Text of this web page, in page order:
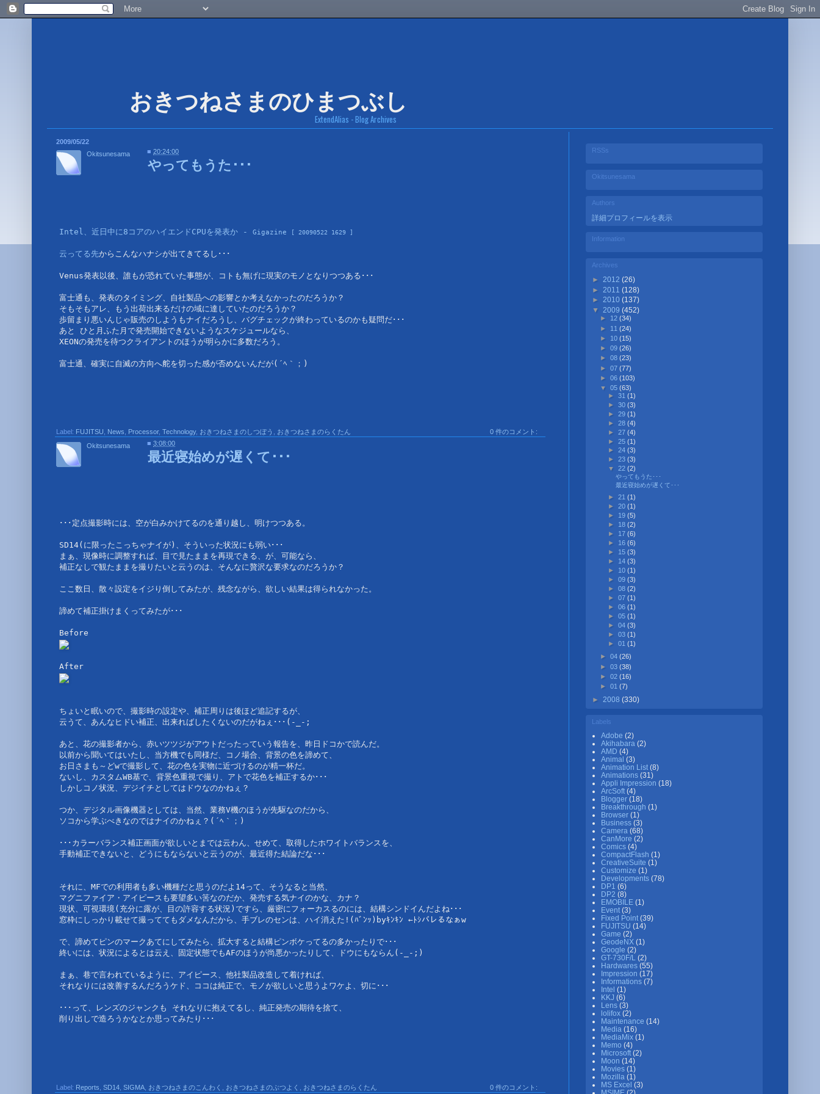
ExtendAlias - Blog Archives
2009/05/22
やってもうた･･･
Intel、近日中に8コアのハイエンドCPUを発表か - Gigazine [ 20090522 1629 ]
云ってる先からこんなハナシが出てきてるし･･･
Venus発表以後、誰もが恐れていた事態が、コトも無げに現実のモノとなりつつある･･･
富士通も、発表のタイミング、自社製品への影響とか考えなかったのだろうか？
そもそもアレ、もう出荷出来るだけの域に達していたのだろうか？
歩留まり悪いんじゃ販売のしようもナイだろうし、バグチェックが終わっているのかも疑問だ･･･
あと ひと月ふた月で発売開始できないようなスケジュールなら、
XEONの発売を待つクライアントのほうが明らかに多数だろう。
富士通、確実に自滅の方向へ舵を切った感が否めないんだが(´ﾍ｀；)
Okitsunesama ■20:24:00
0 件のコメント:
Label: FUJITSU News Processor, Technology, おきつねさまのしつぼう おきつねさまのらくたん
最近寝始めが遅くて･･･
･･･定点撮影時には、空が白みかけてるのを通り越し、明けつつある。
SD14(に限ったこっちゃナイが)、そういった状況にも弱い･･･
まぁ、現像時に調整すれば、目で見たままを再現できる、が、可能なら、
補正なしで観たままを撮りたいと云うのは、そんなに贅沢な要求なのだろうか？
ここ数日、散々設定をイジり倒してみたが、残念ながら、欲しい結果は得られなかった。
諦めて補正掛けまくってみたが･･･
Before
After
ちょいと眠いので、撮影時の設定や、補正周りは後ほど追記するが、
云うて、あんなヒドい補正、出来ればしたくないのだがねぇ･･･(-_-;
あと、花の撮影者から、赤いツツジがアウトだったっていう報告を、昨日ドコかで読んだ。
以前から聞いてはいたし、当方機でも同様だ、コノ場合、背景の色を諦めて、
お日さまも～どwで撮影して、花の色を実物に近づけるのが精一杯だ。
ないし、カスタムWB基で、背景色重視で撮り、アトで花色を補正するか･･･
しかしコノ状況、デジイチとしてはドウなのかねぇ？
つか、デジタル画像機器としては、当然、業務V機のほうが先駆なのだから、
ソコから学ぶべきなのではナイのかねぇ？(´ﾍ｀；)
･･･カラーバランス補正画面が欲しいとまでは云わん、せめて、取得したホワイトバランスを、
手動補正できないと、どうにもならないと云うのが、最近得た結論だな･･･
それに、MFでの利用者も多い機種だと思うのだよ14って、そうなると当然、
マグニファイア・アイピースも要望多い筈なのだか、発売する気ナイのかな、カナ？
現状、可視環境(充分に露が、目の許容する状況)ですら、厳密にフォーカスるのには、結構シンドイんだよね･･･
窓枠にしっかり載せて撮っててもダメなんだから、手ブレのセンは、ハイ消えた!(ﾊﾞﾝｯ)byｷﾝｷﾝ ←ﾄｼバレるなぁw
で、諦めてピンのマークあてにしてみたら、拡大すると結構ピンボケってるの多かったりで･･･
終いには、状況によるとは云え、固定状態でもAFのほうが尚悪かったりして、ドウにもならん(-_-;)
まぁ、巷で言われているように、アイピース、他社製品改造して着ければ、
それなりには改善するんだろうケド、ココは純正で、モノが欲しいと思うよワケよ、切に･･･
･･･って、レンズのジャンクも それなりに抱えてるし、純正発売の期待を捨て、
削り出しで造ろうかなとか思ってみたり･･･
Okitsunesama ■3:08:00
0 件のコメント:
Label: Reports SD14 SIGMA おきつねさまのこんわく おきつねさまのぶつよく おきつねさまのらくたん
RSSs
Okitsunesama
Authors
詳細プロフィールを表示
Information
Archives
► 2012 (26)
► 2011 (128)
► 2010 (137)
▼ 2009 (452)
► 12(34)
► 11(24)
► 10(15)
►09(26)
►08(23)
►07(77)
►06(103)
▼05(63)
►31(1)
►30(3)
►29(1)
►28(4)
►27(4)
►25(1)
►24(3)
►23(3)
▼22(2)
やってもうた･･･
最近寝始めが遅くて･･･
►21(1)
►20(1)
► 19(5)
► 18(2)
► 17(6)
► 16(6)
► 15(3)
► 14(3)
► 10(1)
►09(3)
►08(2)
►07(1)
►06(1)
►05(1)
►04(3)
►03(1)
►01(1)
►04(26)
►03(38)
►02(16)
►01(7)
► 2008 (330)
Labels
Adobe (2)
Akihabara (2)
AMD (4)
Animal (3)
Animation List (8)
Animations (31)
Appli Impression (18)
ArcSoft (4)
Blogger (18)
Breakthrough (1)
Browser (1)
Business (3)
Camera (68)
CanMore (2)
Comics (4)
CompactFlash (1)
CreativeSuite (1)
Customize (1)
Developments (78)
DP1 (6)
DP2 (8)
EMOBILE (1)
Event (3)
Fixed Point (39)
FUJITSU (14)
Game (2)
GeodeNX (1)
Google (2)
GT-730F/L (2)
Hardwares (55)
Impression (17)
Informations (7)
Intel (1)
KKJ (6)
Lens (3)
lolifox (2)
Maintenance (14)
Media (16)
MediaMix (1)
Memo (4)
Microsoft (2)
Moon (14)
Movies (1)
Mozilla (1)
MS Excel (3)